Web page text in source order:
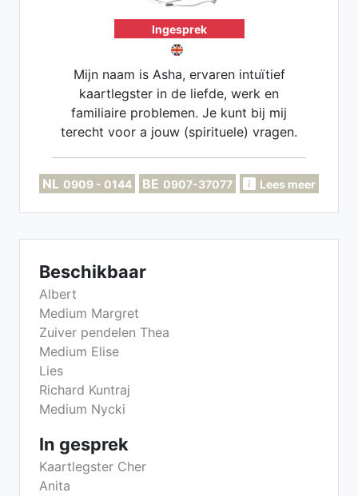
Ingesprek
Mijn naam is Asha, ervaren intuïtief
kaartlegster in de liefde, werk en
familiaire problemen. Je kunt bij mij
terecht voor a jouw (spirituele) vragen.
zielsconnecties.
NL 0909 - 0144 BE 0907-37077 Lees meer
Beschikbaar
Albert
Medium Margret
Zuiver pendelen Thea
Medium Elise
Lies
Richard Kuntraj
Medium Nycki
In gesprek
Kaartlegster Cher
Anita